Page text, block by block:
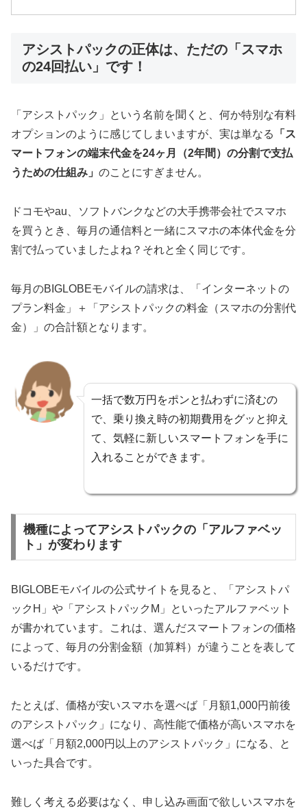
アシストパックの正体は、ただの「スマホ
の24回払い」です！
「アシストパック」という名前を聞くと、何か特別な有料
オプションのように感じてしまいますが、実は単なる
「ス
マートフォンの端末代金を24ヶ月（2年間）の分割で支払
うための仕組み」 のことにすぎません。
ドコモやau、ソフトバンクなどの大手携帯会社でスマホ
を買うとき、毎月の通信料と一緒にスマホの本体代金を分
割で払っていましたよね？それと全く同じです。
毎月のBIGLOBEモバイルの請求は、「インターネットの
プラン料金」＋「アシストパックの料金（スマホの分割代
金）」の合計額となります。
一括で数万円をポンと払わずに済むの
で、乗り換え時の初期費用をグッと抑え
て、気軽に新しいスマートフォンを手に
入れることができます。
機種によってアシストパックの「アルファベッ
ト」が変わります
BIGLOBEモバイルの公式サイトを見ると、「アシストパ
ックH」や「アシストパックM」といったアルファベット
が書かれています。これは、選んだスマートフォンの価格
によって、毎月の分割金額（加算料）が違うことを表して
いるだけです。
たとえば、価格が安いスマホを選べば「月額1,000円前後
のアシストパック」になり、高性能で価格が高いスマホを
選べば「月額2,000円以上のアシストパック」になる、と
いった具合です。
難しく考える必要はなく、申し込み画面で欲しいスマホを